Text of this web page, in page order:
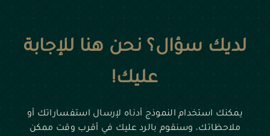
لديك سؤال؟ نحن هنا للإجابة
عليك!
يمكنك استخدام النموذج أدناه لإرسال استفساراتك أو
ملاحظاتك، وسنقوم بالرد عليك في أقرب وقت ممكن